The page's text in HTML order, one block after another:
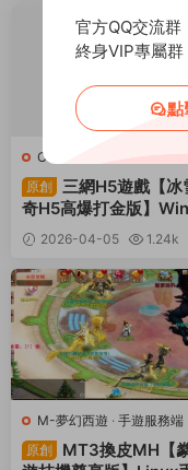
C-傳奇
頁遊服務端
原創
三網H5遊戲【冰
奇H5高爆打金版】
服務端+GM後台+視頻
教程
2026-04-05
1.24k
M-夢幻西遊 · 手遊服務端
原創
MT3換皮MH【
官方QQ交流
終身VIP專屬群
點